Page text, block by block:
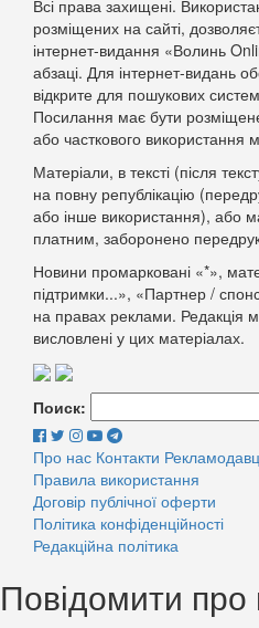
Всі права захищені.
розміщених на сайті,
інтернет-видання «Волинь
абзаці. Для інтернет-видань
відкрите для пошукових
Посилання має бути
або часткового використання
Матеріали, в тексті (після
на повну републікацію
або інше використання), або
платним, заборонено
Новини промарковані «*»,
підтримки...», «Партнер /
на правах реклами. Редакція
висловлені у цих матеріалах.
Поиск:
Про нас Контакти
Правила використання
Договір публічної оферти
Політика конфіденційності
Редакційна політика
Повідомити